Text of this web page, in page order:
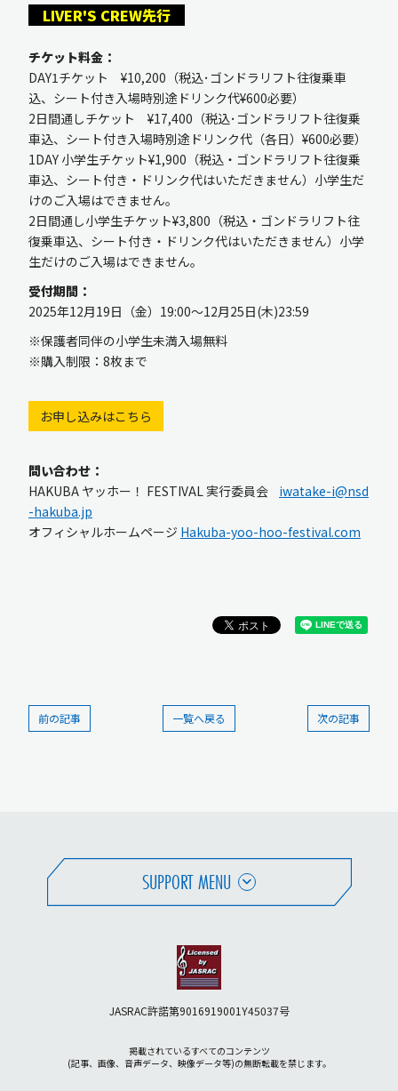
LIVER'S CREW先行
チケット料金：
DAY1チケット ¥10,200（税込･ゴンドラリフト往復乗車
込、シート付き入場時別途ドリンク代¥600必要）
2日間通しチケット ¥17,400（税込･ゴンドラリフト往復乗
車込、シート付き入場時別途ドリンク代（各日）¥600必要）
1DAY 小学生チケット¥1,900（税込・ゴンドラリフト往復乗
車込、シート付き・ドリンク代はいただきません）小学生だ
けのご入場はできません。
2日間通し小学生チケット¥3,800（税込・ゴンドラリフト往
復乗車込、シート付き・ドリンク代はいただきません）小学
生だけのご入場はできません。
受付期間：
2025年12月19日（金）19:00〜12月25日(木)23:59
※保護者同伴の小学生未満入場無料
※購入制限：8枚まで
お申し込みはこちら
問い合わせ：
HAKUBA ヤッホー！ FESTIVAL 実行委員会 iwatake-i@nsd
-hakuba.jp
オフィシャルホームページ Hakuba-yoo-hoo-festival.com
次の記事
一覧へ戻る
前の記事
SUPPORT MENU
JASRAC許諾第9016919001Y45037号
掲載されているすべてのコンテンツ
(記事、画像、音声データ、映像データ等)の無断転載を禁じます。